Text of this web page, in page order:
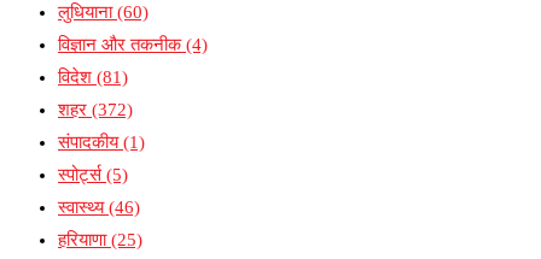
लुधियाना(60)
विज्ञान और तकनीक(4)
विदेश (81)
शहर (372)
संपादकीय(1)
स्पोर्ट्स(5)
स्वास्थ्य(46)
हरियाणा(25)